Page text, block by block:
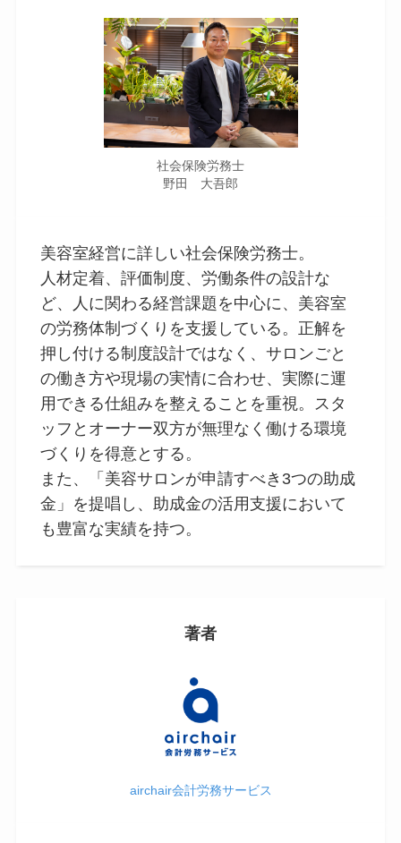
社会保険労務士
野田 大吾郎
美容室経営に詳しい社会保険労務士。
人材定着、評価制度、労働条件の設計な
ど、人に関わる経営課題を中心に、美容室
の労務体制づくりを支援している。正解を
押し付ける制度設計ではなく、サロンごと
の働き方や現場の実情に合わせ、実際に運
用できる仕組みを整えることを重視。スタ
ッフとオーナー双方が無理なく働ける環境
づくりを得意とする。
また、「美容サロンが申請すべき3つの助成
金」を提唱し、助成金の活用支援において
も豊富な実績を持つ。
著者
airchair会計労務サービス